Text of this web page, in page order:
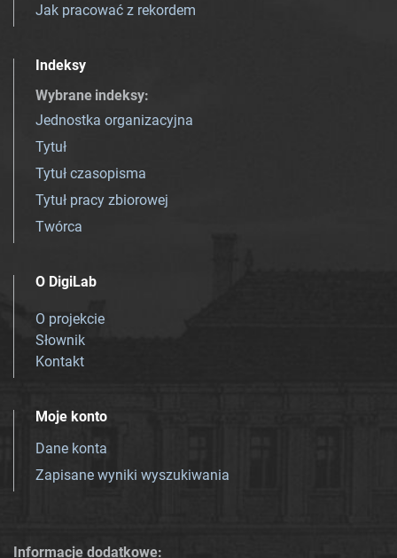
Jak pracować z rekordem
Indeksy
Wybrane indeksy:
Jednostka organizacyjna
Tytuł
Tytuł czasopisma
Tytuł pracy zbiorowej
Twórca
O DigiLab
O projekcie
Słownik
Kontakt
Moje konto
Dane konta
Zapisane wyniki wyszukiwania
Informacje dodatkowe: